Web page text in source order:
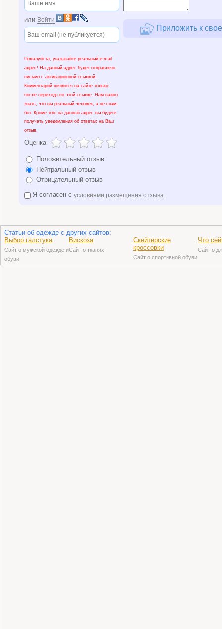
или Войти
Пожалуйста, указывайте реальный e-mail
адрес! На данный адрес будет отправлено
письмо с активационной ссылкой.
Комментарий появится на сайте только
после перехода по этой ссылке. Нам важно
знать, что вы реальный человек, а не спам-
бот. Кроме того на данный адрес вы будете
получать уведомления об ответах на Ваш
отзыв.
Оценка
Положительный отзыв
Нейтральный отзыв
Отрицательный отзыв
Приложить к
Я согласен с условиями размещения отзыва
Статьи об одежде с других сайтов:
Выбор галстука
Сайт о мужской одежде и
обуви
Вискоза
Сайт о тканях
Скейтерские
кроссовки
Сайт о спортивной обуви
Что
Сайт о